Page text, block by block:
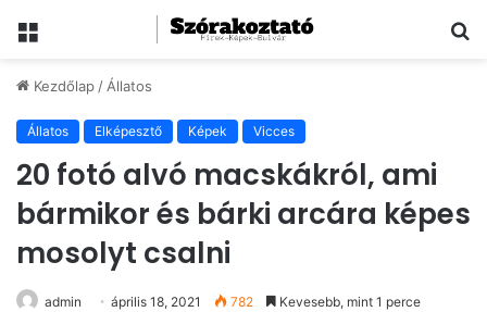
Menü
Kezdőlap / Állatos
Állatos Elképesztő Képek Vicces
20 fotó alvó macskákról, ami
bármikor és bárki arcára képes
mosolyt csalni
admin április 18, 2021 782 Kevesebb, mint 1 perce